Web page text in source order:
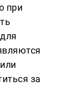
при
за